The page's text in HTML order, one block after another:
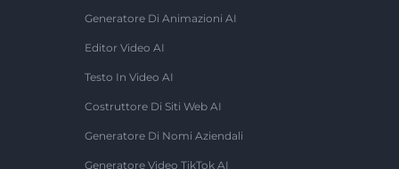
Generatore Di Animazioni AI
Editor Video AI
Testo In Video AI
Costruttore Di Siti Web AI
Generatore Di Nomi Aziendali
Generatore Video TikTok AI